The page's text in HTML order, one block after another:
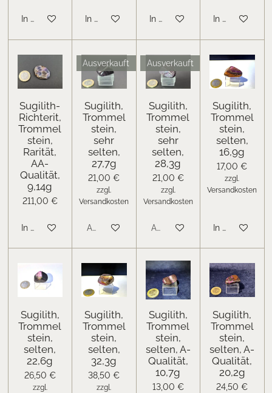
In den WarenkorbIn den WarenkorbIn den WarenkorbIn den
Sugilith-
Richterit,
Trommel
stein,
Rarität,
AA-
Qualität,
9,14g
211,00 €
In den Warenkorb
Ausverkauft
Sugilith,
Trommel
stein,
sehr
selten,
27,7g
21,00 €
zzgl.
Versandkosten
Ausverkauft
Ausverkauft
Sugilith,
Trommel
stein,
sehr
selten,
28,3g
21,00 €
zzgl.
Versandkosten
Ausverkauft
Sugilith,
Trommel
stein,
selten,
16,9g
17,00 €
zzgl.
Versandkosten
In den
Sugilith,
Trommel
stein,
selten,
22,6g
26,50 €
zzgl.
Sugilith,
Trommel
stein,
selten,
32,3g
38,50 €
zzgl.
Sugilith,
Trommel
stein,
selten, A-
Qualität,
10,7g
13,00 €
Sugilith,
Trommel
stein,
selten, A-
Qualität,
20,2g
24,50 €